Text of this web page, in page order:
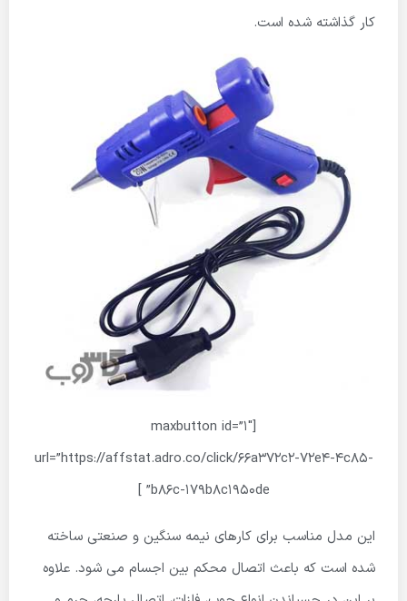
کار گذاشته شده است.
[maxbutton id=”1″
url=”https://affstat.adro.co/click/66a372c2-72e4-4c85-
b86c-179b8c1950de” ]
این مدل مناسب برای کارهای نیمه سنگین و صنعتی ساخته
شده است که باعث اتصال محکم بین اجسام می شود. علاوه